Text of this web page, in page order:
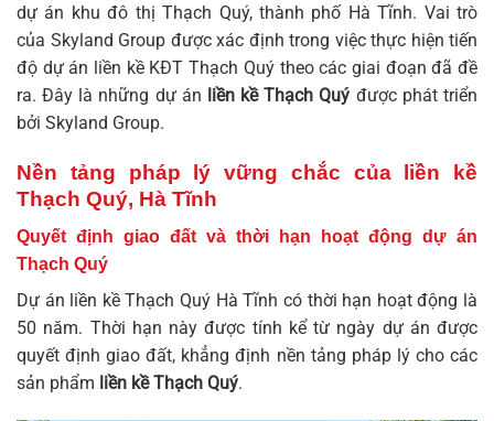
dự án khu đô thị Thạch Quý, thành phố Hà Tĩnh. Vai trò
của Skyland Group được xác định trong việc thực hiện tiến
độ dự án liền kề KĐT Thạch Quýtheo các giai đoạn đã đề
ra. Đây là những dự án liền kề Thạch Quý được phát triển
bởi Skyland Group.
Nền tảng pháp lý vững chắc của liền kề
Thạch Quý, Hà Tĩnh
Quyết định giao đất và thời hạn hoạt động dự án
Thạch Quý
Dự án liền kề Thạch Quý Hà Tĩnh có thời hạn hoạt động là
50 năm. Thời hạn này được tính kể từ ngày dự án được
quyết định giao đất, khẳng định nền tảng pháp lý cho các
sản phẩm liền kề Thạch Quý.